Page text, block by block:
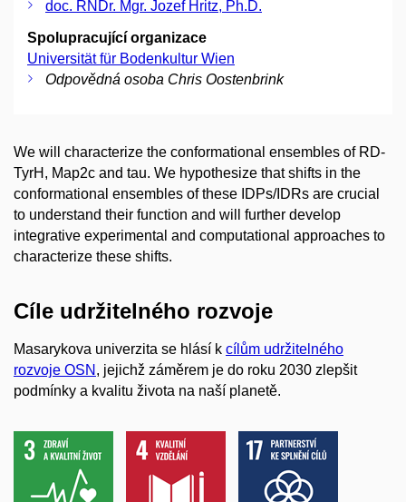
doc. RNDr. Mgr. Jozef Hritz, Ph.D.
Spolupracující organizace
Universität für Bodenkultur Wien
Odpovědná osoba Chris Oostenbrink
We will characterize the conformational ensembles of RD-
TyrH, Map2c and tau. We hypothesize that shifts in the
conformational ensembles of these IDPs/IDRs are crucial
to understand their function and will further develop
integrative experimental and computational approaches to
characterize these shifts.
Cíle udržitelného rozvoje
Masarykova univerzita se hlásí k cílům udržitelného
rozvoje OSN , jejichž záměrem je do roku 2030 zlepšit
podmínky a kvalitu života na naší planetě.